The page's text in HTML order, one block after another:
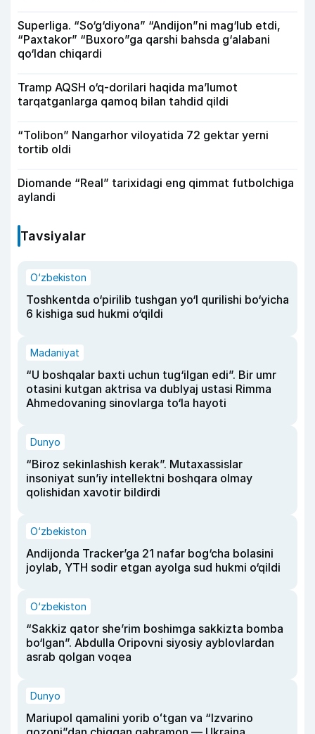
Superliga. “So‘g‘diyona” “Andijon”ni mag‘lub etdi,
“Paxtakor” “Buxoro”ga qarshi bahsda g‘alabani
qo‘ldan chiqardi
Tramp AQSH o‘q-dorilari haqida ma’lumot
tarqatganlarga qamoq bilan tahdid qildi
“Tolibon” Nangarhor viloyatida 72 gektar yerni
tortib oldi
Diomande “Real” tarixidagi eng qimmat futbolchiga
aylandi
Tavsiyalar
O‘zbekiston
Toshkentda o‘pirilib tushgan yo‘l qurilishi bo‘yicha
6 kishiga sud hukmi o‘qildi
Madaniyat
“U boshqalar baxti uchun tug‘ilgan edi”. Bir umr
otasini kutgan aktrisa va dublyaj ustasi Rimma
Ahmedovaning sinovlarga to‘la hayoti
Dunyo
“Biroz sekinlashish kerak”. Mutaxassislar
insoniyat sun’iy intellektni boshqara olmay
qolishidan xavotir bildirdi
O‘zbekiston
Andijonda Tracker’ga 21 nafar bog‘cha bolasini
joylab, YTH sodir etgan ayolga sud hukmi o‘qildi
O‘zbekiston
“Sakkiz qator she’rim boshimga sakkizta bomba
bo‘lgan”. Abdulla Oripovni siyosiy ayblovlardan
asrab qolgan voqea
Dunyo
Mariupol qamalini yorib oʻtgan va “Izvarino